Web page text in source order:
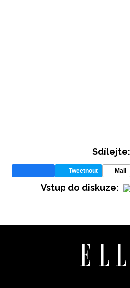
Sdílejte:
Tweetnout Mail
Vstup do diskuze: